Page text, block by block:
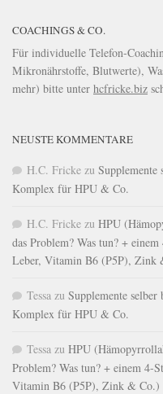
COACHINGS & CO.
Für individuelle Telefon-
Mikronährstoffe, Blutwerte),
mehr) bitte unter hcfricke.biz
NEUSTE KOMMENTARE
H.C. Fricke zu
Komplex für HPU & Co.
H.C. Fricke zu HPU
das Problem? Was tun? +
Leber, Vitamin B6 (P5P), Zink
Tessa zu Supplemente
Komplex für HPU & Co.
Tessa zu HPU
Problem? Was tun? + einem 4-
Vitamin B6 (P5P), Zink & Co.)